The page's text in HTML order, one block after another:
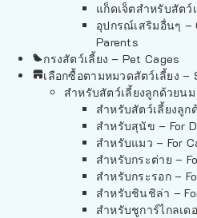
แก็ดเจ็ตสำหรับสัตว์
อุปกรณ์เสริมอื่นๆ –
Parents
กรงสัตว์เลี้ยง – Pet Cages
เลือกซื้อตามหมวดสัตว์เลี้ยง –
สำหรับสัตว์เลี้ยงลูกด้วยนม
สำหรับสัตว์เลี้ยงลูก
สำหรับสุนัข – For
สำหรับแมว – For
สำหรับกระต่าย –
สำหรับกระรอก –
สำหรับชินชิล่า –
สำหรับชูการ์ไกลเด